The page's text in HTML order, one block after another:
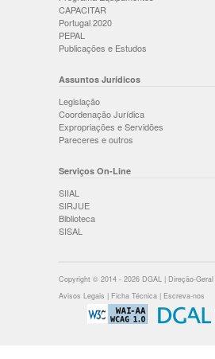
CAPACITAR
Portugal 2020
PEPAL
Publicações e Estudos
Assuntos Jurídicos
Legislação
Coordenação Jurídica
Expropriações e Servidões
Pareceres e outros
Serviços On-Line
SIIAL
SIRJUE
Biblioteca
SISAL
Copyright © 2014 - 2026 DGAL | Direção-
Avisos Legais | Ficha Técnica | Escreva-nos